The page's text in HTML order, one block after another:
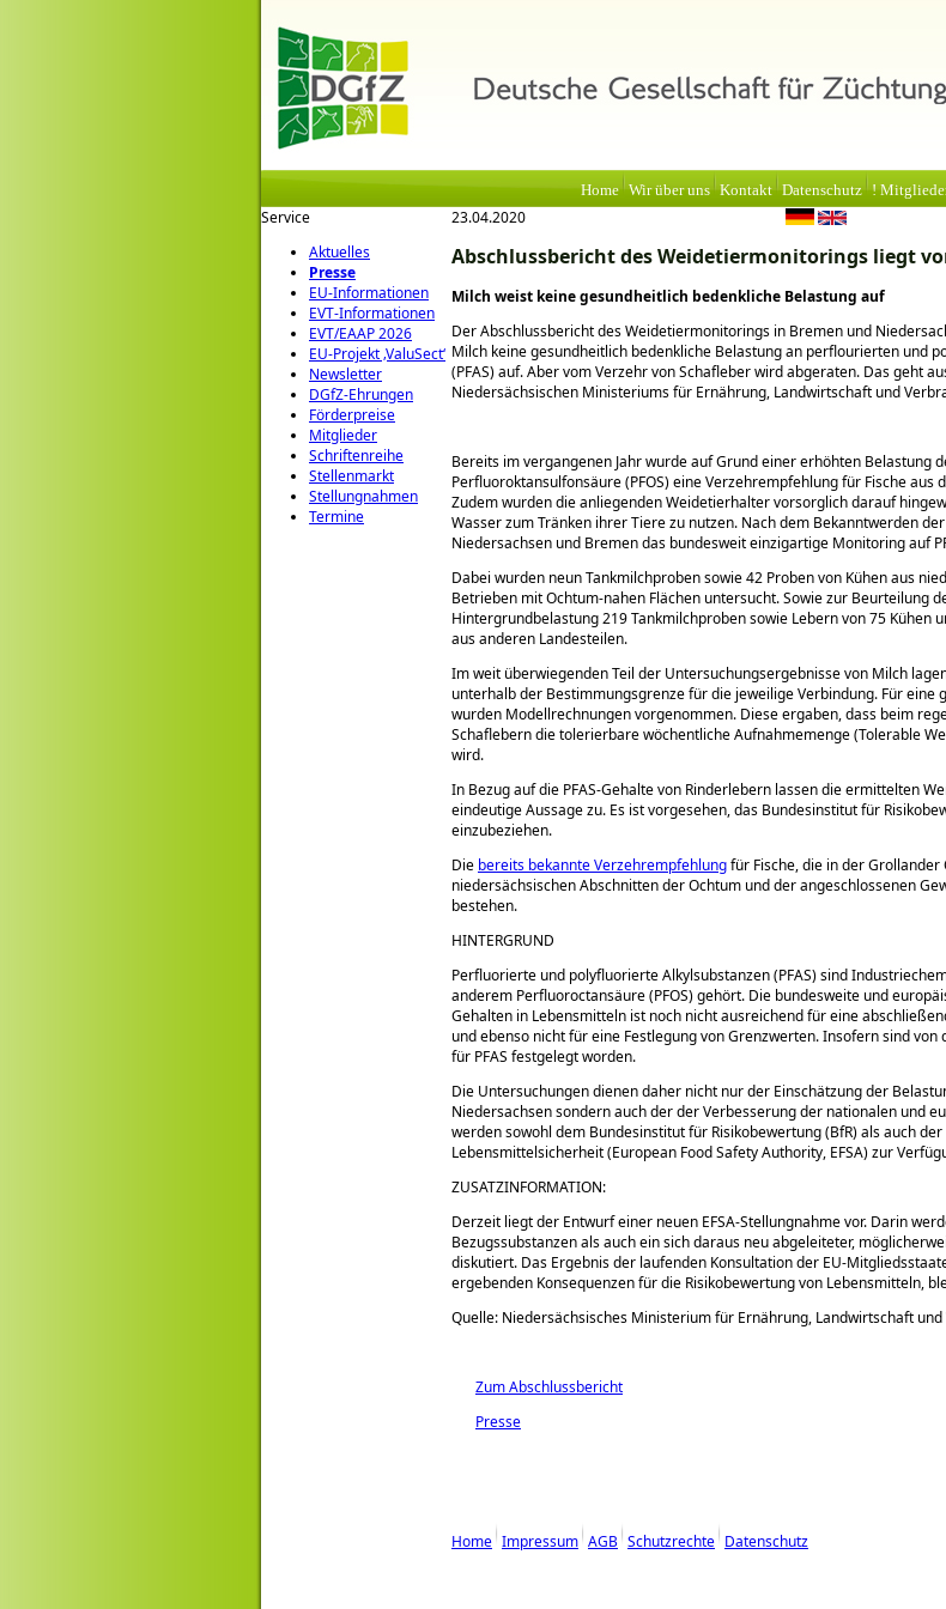
Home Wir über uns Kontakt Datenschutz !
Service
Aktuelles
Presse
EU-Informationen
EVT-Informationen
EVT/EAAP 2026
EU-Projekt ‚ValuSect‘
Newsletter
DGfZ-Ehrungen
Förderpreise
Mitglieder
Schriftenreihe
Stellenmarkt
Stellungnahmen
Termine
23.04.2020
Abschlussbericht des Weidetiermonitorings liegt
Milch weist keine gesundheitlich bedenkliche Belastung auf
Der Abschlussbericht des Weidetiermonitorings in Bremen und
Milch keine gesundheitlich bedenkliche Belastung an perflourierten und
(PFAS) auf. Aber vom Verzehr von Schafleber wird abgeraten. Das geht
Niedersächsischen Ministeriums für Ernährung, Landwirtschaft und
Bereits im vergangenen Jahr wurde auf Grund einer erhöhten Belastung
Perfluoroktansulfonsäure (PFOS) eine Verzehrempfehlung für Fische aus
Zudem wurden die anliegenden Weidetierhalter vorsorglich darauf
Wasser zum Tränken ihrer Tiere zu nutzen. Nach dem Bekanntwerden
Niedersachsen und Bremen das bundesweit einzigartige Monitoring auf
Dabei wurden neun Tankmilchproben sowie 42 Proben von Kühen aus
Betrieben mit Ochtum-nahen Flächen untersucht. Sowie zur Beurteilung
Hintergrundbelastung 219 Tankmilchproben sowie Lebern von 75 Kühen
aus anderen Landesteilen.
Im weit überwiegenden Teil der Untersuchungsergebnisse von Milch
unterhalb der Bestimmungsgrenze für die jeweilige Verbindung. Für eine
wurden Modellrechnungen vorgenommen. Diese ergaben, dass beim
Schaflebern die tolerierbare wöchentliche Aufnahmemenge (Tolerable
wird.
In Bezug auf die PFAS-Gehalte von Rinderlebern lassen die ermittelten
eindeutige Aussage zu. Es ist vorgesehen, das Bundesinstitut für
einzubeziehen.
Die bereits bekannte Verzehrempfehlungfür Fische, die in der Grollander
niedersächsischen Abschnitten der Ochtum und der angeschlossenen
bestehen.
HINTERGRUND
Perfluorierte und polyfluorierte Alkylsubstanzen (PFAS) sind
anderem Perfluoroctansäure (PFOS) gehört. Die bundesweite und
Gehalten in Lebensmitteln ist noch nicht ausreichend für eine
und ebenso nicht für eine Festlegung von Grenzwerten. Insofern sind
für PFAS festgelegt worden.
Die Untersuchungen dienen daher nicht nur der Einschätzung der
Niedersachsen sondern auch der der Verbesserung der nationalen und
werden sowohl dem Bundesinstitut für Risikobewertung (BfR) als auch
Lebensmittelsicherheit (European Food Safety Authority, EFSA) zur
ZUSATZINFORMATION:
Derzeit liegt der Entwurf einer neuen EFSA-Stellungnahme vor. Darin
Bezugssubstanzen als auch ein sich daraus neu abgeleiteter,
diskutiert. Das Ergebnis der laufenden Konsultation der EU-
ergebenden Konsequenzen für die Risikobewertung von Lebensmitteln,
Quelle: Niedersächsisches Ministerium für Ernährung, Landwirtschaft
Zum Abschlussbericht
Presse
Home Impressum AGB Schutzrechte Datenschutz